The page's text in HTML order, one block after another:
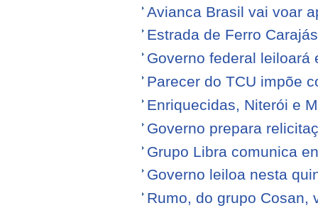
Avianca Brasil vai voar
Estrada de Ferro
Governo federal leiloará
Parecer do TCU impõe
Enriquecidas, Niterói e
Governo prepara
Grupo Libra comunica
Governo leiloa nesta
Rumo, do grupo Cosan,